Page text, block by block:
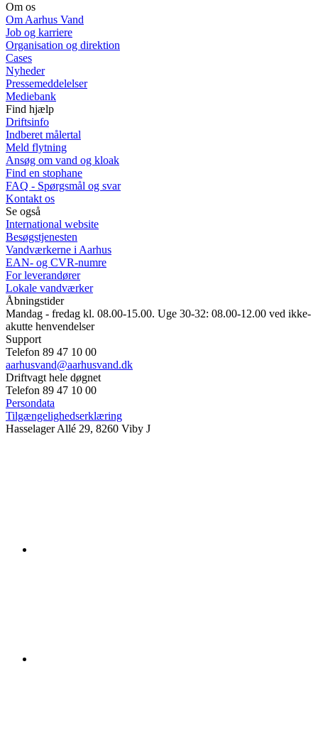
Om os
Om Aarhus Vand
Job og karriere
Organisation og direktion
Cases
Nyheder
Pressemeddelelser
Mediebank
Find hjælp
Driftsinfo
Indberet målertal
Meld flytning
Ansøg om vand og kloak
Find en stophane
FAQ - Spørgsmål og svar
Kontakt os
Se også
International website
Besøgstjenesten
Vandværkerne i Aarhus
EAN- og CVR-numre
For leverandører
Lokale vandværker
Åbningstider
Mandag - fredag kl. 08.00-15.00. Uge 30-32: 08.00-12.00 ved ikke-
akutte henvendelser
Support
Telefon 89 47 10 00
aarhusvand@aarhusvand.dk
Driftvagt hele døgnet
Telefon 89 47 10 00
Persondata
Tilgængelighedserklæring
Hasselager Allé 29, 8260 Viby J